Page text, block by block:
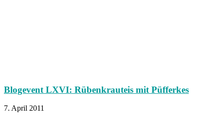
Blogevent LXVI: Rübenkrauteis mit Püfferkes
7. April 2011